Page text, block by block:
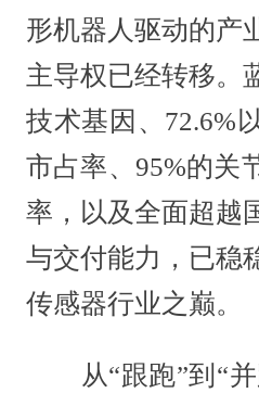
形机器人驱动的产
主导权已经转移。
技术基因、72.6%
市占率、95%的关
率，以及全面超越
与交付能力，已稳
传感器行业之巅。
从“跟跑”到“并